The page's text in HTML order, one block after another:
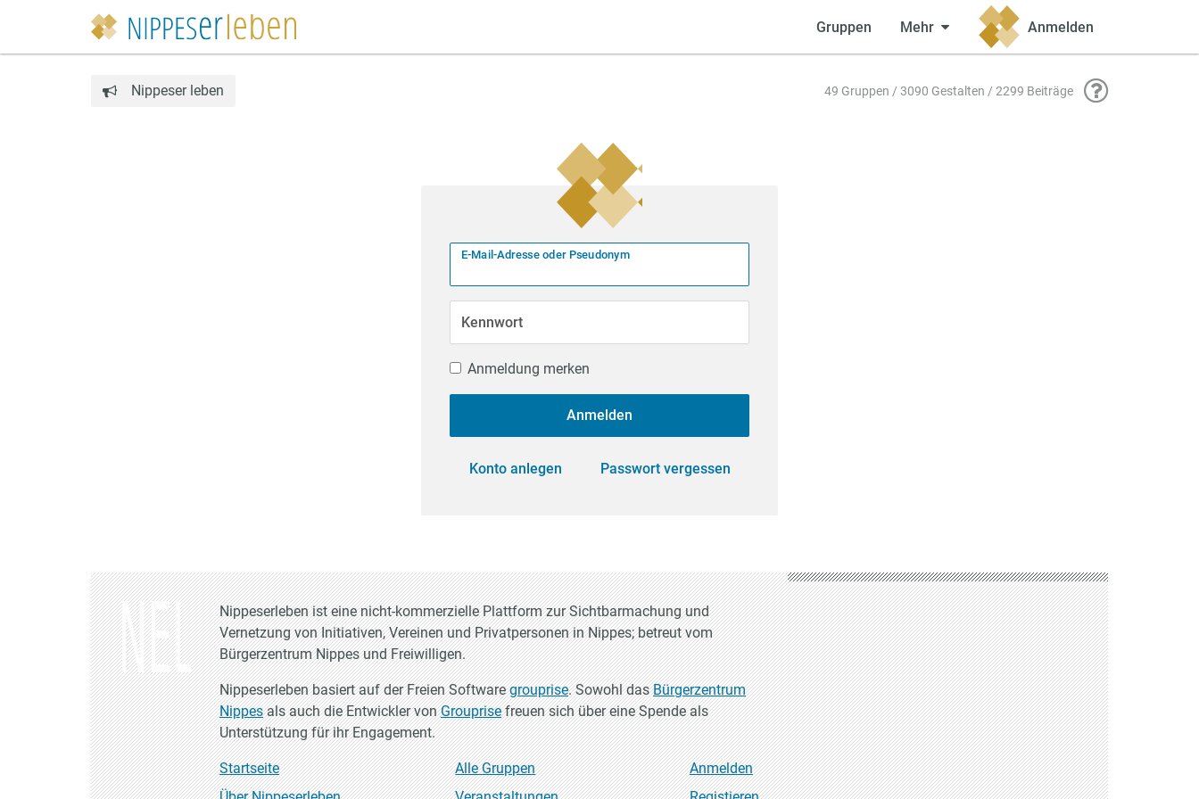
Gruppen Mehr Anmelden
Nippeser leben 49 Gruppen / 3090 Gestalten / 2299 Beiträge
E-Mail-Adresse oder Pseudonym
Kennwort
Anmeldung merken
Anmelden
Konto anlegen Passwort vergessen
Nippeserleben ist eine nicht-kommerzielle Plattform zur Sichtbarmachung und
Vernetzung von Initiativen, Vereinen und Privatpersonen in Nippes; betreut vom
Bürgerzentrum Nippes und Freiwilligen.
Nippeserleben basiert auf der Freien Softwaregrouprise. Sowohl dasBürgerzentrum
Nippesals auch die Entwickler vonGrouprisefreuen sich über eine Spende als
Unterstützung für ihr Engagement.
Startseite
Alle Gruppen
Anmelden